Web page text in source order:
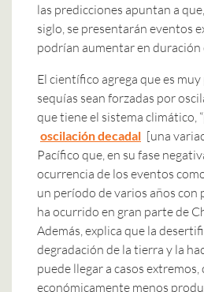
las predicciones apuntan a
siglo, se presentarán eventos
podrían aumentar en duración
El científico agrega que es
sequías sean forzadas por
que tiene el sistema climático,
oscilación decadal [una
Pacífico que, en su fase
ocurrencia de los eventos
un período de varios años con
ha ocurrido en gran parte de
Además, explica que la
degradación de la tierra y la
puede llegar a casos
económicamente menos